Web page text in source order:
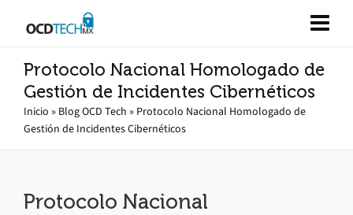
Protocolo Nacional Homologado de
Gestión de Incidentes Cibernéticos
Inicio » Blog OCD Tech » Protocolo Nacional Homologado de
Gestión de Incidentes Cibernéticos
Protocolo Nacional